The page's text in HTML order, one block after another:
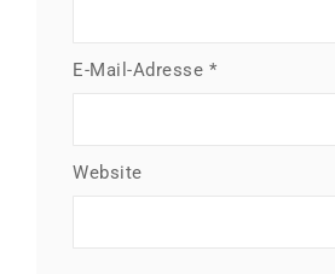
E-Mail-Adresse *
Website